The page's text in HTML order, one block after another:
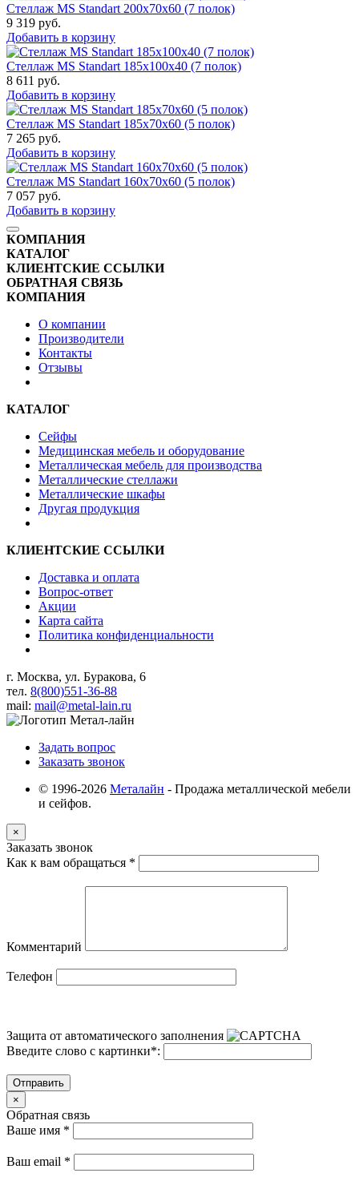
Стеллаж MS Standart 200x70x60 (7 полок)
9 319 руб.
Добавить в корзину
Стеллаж MS Standart 185x100x40 (7 полок)
8 611 руб.
Добавить в корзину
Стеллаж MS Standart 185x70x60 (5 полок)
7 265 руб.
Добавить в корзину
Стеллаж MS Standart 160x70x60 (5 полок)
7 057 руб.
Добавить в корзину
КОМПАНИЯ
КАТАЛОГ
КЛИЕНТСКИЕ ССЫЛКИ
ОБРАТНАЯ СВЯЗЬ
КОМПАНИЯ
О компании
Производители
Контакты
Отзывы
КАТАЛОГ
Сейфы
Медицинская мебель и оборудование
Металлическая мебель для производства
Металлические стеллажи
Металлические шкафы
Другая продукция
КЛИЕНТСКИЕ ССЫЛКИ
Доставка и оплата
Вопрос-ответ
Акции
Карта сайта
Политика конфиденциальности
г. Москва, ул. Буракова, 6
тел. 8(800)551-36-88
mail: mail@metal-lain.ru
Задать вопрос
Заказать звонок
© 1996-2026 Металайн - Продажа металлической мебели
и сейфов.
×
Заказать звонок
Как к вам обращаться *
Комментарий
Телефон
Защита от автоматического заполнения
Введите слово с картинки*:
Отправить
×
Обратная связь
Ваше имя *
Ваш email *